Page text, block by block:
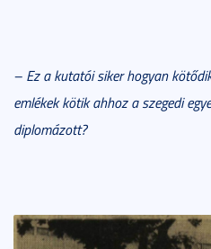
– Ez a kutatói siker hogyan
emlékek kötik ahhoz a szegedi
diplomázott?